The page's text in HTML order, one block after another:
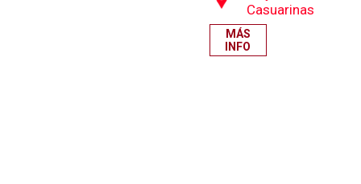
Casuarinas
MÁS
INFO